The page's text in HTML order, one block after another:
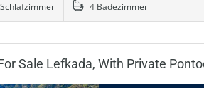
4 Badezimmer
Sale Lefkada, With Private